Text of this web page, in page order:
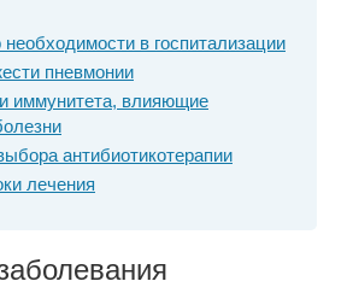
в госпитализации
пневмонии
иммунитета, влияющие
антибиотикотерапии
лечения